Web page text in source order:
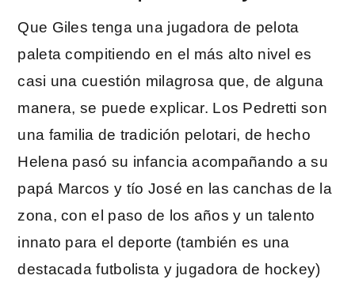
Que Giles tenga una jugadora de pelota
paleta compitiendo en el más alto nivel es
casi una cuestión milagrosa que, de alguna
manera, se puede explicar. Los Pedretti son
una familia de tradición pelotari, de hecho
Helena pasó su infancia acompañando a su
papá Marcos y tío José en las canchas de la
zona, con el paso de los años y un talento
innato para el deporte (también es una
destacada futbolista y jugadora de hockey)